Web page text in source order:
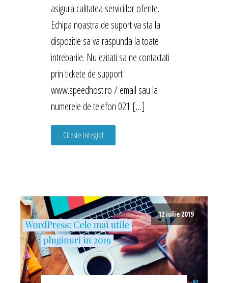
asigura calitatea serviciilor oferite.
Echipa noastra de suport va sta la
dispozitie sa va raspunda la toate
intrebarile. Nu ezitati sa ne contactati
prin tickete de support
www.speedhost.ro / email sau la
numerele de telefon 021 […]
Citeste integral
12 iulie 2019